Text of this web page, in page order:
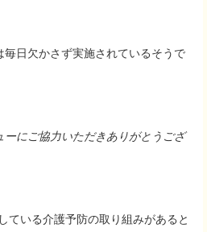
日欠かさず実施されているそうで
ーにご協力いただきありがとうござ
いる介護予防の取り組みがあると